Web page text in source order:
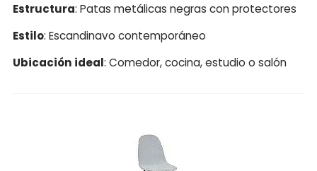
Estructura: Patas metálicas negras con protectores
Estilo: Escandinavo contemporáneo
Ubicación ideal: Comedor, cocina, estudio o salón